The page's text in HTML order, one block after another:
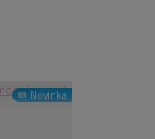
🆕 Novinka